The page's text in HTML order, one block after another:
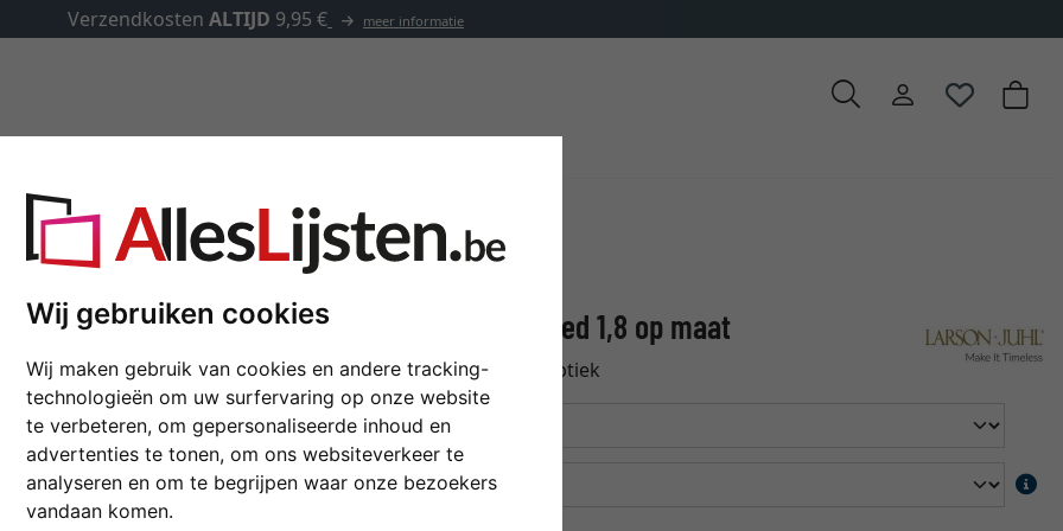
Wij gebruiken cookies
Wij maken gebruik van cookies en andere tracking-
technologieën om uw surfervaring op onze website
te verbeteren, om gepersonaliseerde inhoud en
advertenties te tonen, om ons websiteverkeer te
analyseren en om te begrijpen waar onze bezoekers
vandaan komen.
op maat
Houten kader ANVIL Bolted 1,8 op maat
Smal houten kader met roest optiek
kleur
glastype